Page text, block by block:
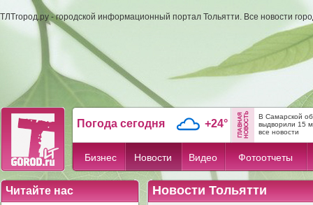
ТЛТгород.ру - городской информационный портал Тольятти. Все новости
Погода сегодня +24°
В Самарской
выдворили 15
все новости
Бизнес Новости Видео Фотоотчеты
Читайте нас Новости Тольятти